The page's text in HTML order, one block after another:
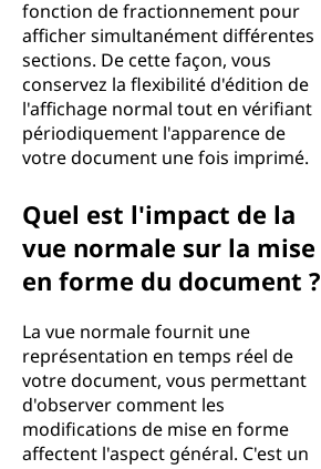
fonction de fractionnement pour
afficher simultanément différentes
sections. De cette façon, vous
conservez la flexibilité d'édition de
l'affichage normal tout en vérifiant
périodiquement l'apparence de
votre document une fois imprimé.
Quel est l'impact de la
vue normale sur la mise
en forme du document ?
La vue normale fournit une
représentation en temps réel de
votre document, vous permettant
d'observer comment les
modifications de mise en forme
affectent l'aspect général. C'est un